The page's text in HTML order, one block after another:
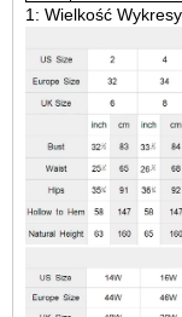
1: Wielkość